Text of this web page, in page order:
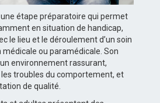
étape préparatoire qui permet
en situation de handicap,
le lieu et le déroulement d’un soin
ou paramédicale. Son
environnement rassurant,
les troubles du comportement, et
de qualité.